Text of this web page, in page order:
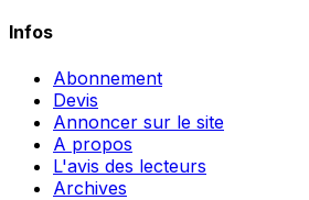
Infos
Abonnement
Devis
Annoncer sur le site
A propos
L'avis des lecteurs
Archives